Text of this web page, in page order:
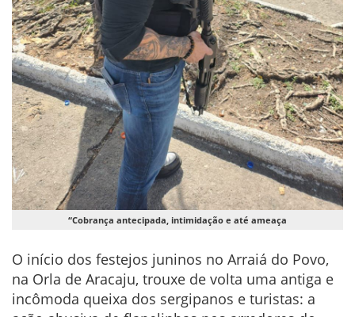
“Cobrança antecipada, intimidação e até ameaça
O início dos festejos juninos no Arraiá do Povo,
na Orla de Aracaju, trouxe de volta uma antiga e
incômoda queixa dos sergipanos e turistas: a